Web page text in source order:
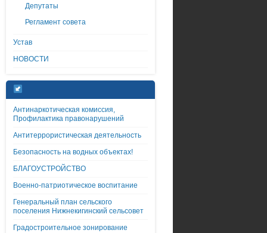
Депутаты
Регламент совета
Устав
НОВОСТИ
Антинаркотическая комиссия,
Профилактика правонарушений
Антитеррористическая деятельность
Безопасность на водных объектах!
БЛАГОУСТРОЙСТВО
Военно-патриотическое воспитание
Генеральный план сельского
поселения Нижнекигинский сельсовет
Градостроительное зонирование